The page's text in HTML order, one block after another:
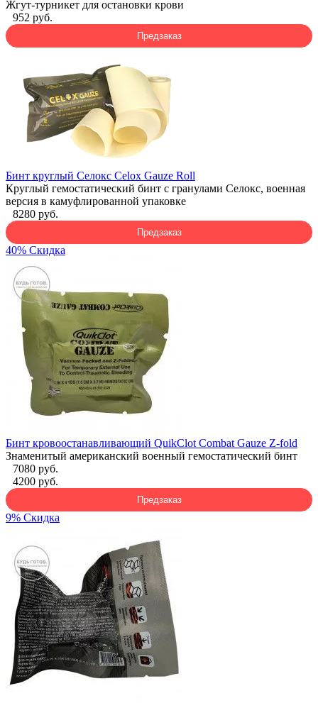
Жгут-турникет для остановки крови
952 руб.
Предзаказ
Бинт круглый Селокс Celox Gauze Roll
Круглый гемостатический бинт с гранулами Селокс, военная
версия в камуфлированной упаковке
8280 руб.
Предзаказ
40% Скидка
Бинт кровоостанавливающий QuikClot Combat Gauze Z-fold
Знаменитый американский военный гемостатический бинт
7080 руб.
4200 руб.
Предзаказ
9% Скидка